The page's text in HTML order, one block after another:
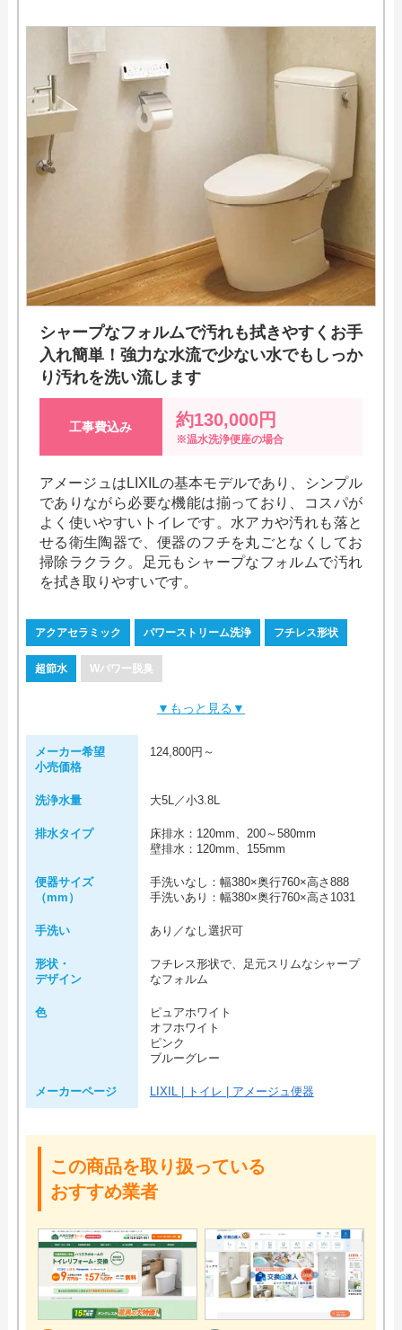
シャープなフォルムで汚れも拭きやすくお手
入れ簡単！強力な水流で少ない水でもしっか
り汚れを洗い流します
工事費込み 約130,000円
※温水洗浄便座の場合
アメージュはLIXILの基本モデルであり、シンプル
でありながら必要な機能は揃っており、コスパが
よく使いやすいトイレです。水アカや汚れも落と
せる衛生陶器で、便器のフチを丸ごとなくしてお
掃除ラクラク。足元もシャープなフォルムで汚れ
を拭き取りやすいです。
アクアセラミック パワーストリーム洗浄 フチレス形状
超節水 Wパワー脱臭
▼もっと見る▼
メーカー希望
小売価格
124,800円～
洗浄水量 大5L／小3.8L
排水タイプ
床排水：120mm、200～580mm
壁排水：120mm、155mm
便器サイズ
（mm）
手洗いなし：幅380×奥行760×高さ888
手洗いあり：幅380×奥行760×高さ1031
手洗い あり／なし選択可
形状・
デザイン
フチレス形状で、足元スリムなシャープ
なフォルム
色
ピュアホワイト
オフホワイト
ピンク
ブルーグレー
メーカーページ LIXIL | トイレ | アメージュ便器
この商品を取り扱っている
おすすめ業者